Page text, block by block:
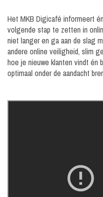
Het MKB Digicafé informeert
volgende stap te zetten in
niet langer en ga aan de slag
andere online veiligheid, slim
hoe je nieuwe klanten vindt én
optimaal onder de aandacht